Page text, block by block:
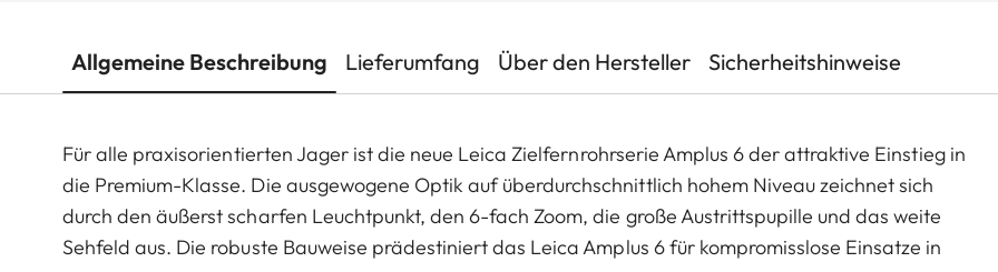
Allgemeine Beschreibung Lieferumfang Über den Hersteller Sicherheitshinweise
Für alle praxisorientierten Jager ist die neue Leica Zielfernrohrserie Amplus 6 der attraktive Einstieg in
die Premium-Klasse. Die ausgewogene Optik auf überdurchschnittlich hohem Niveau zeichnet sich
durch den äußerst scharfen Leuchtpunkt, den 6-fach Zoom, die große Austrittspupille und das weite
Sehfeld aus. Die robuste Bauweise prädestiniert das Leica Amplus 6 für kompromisslose Einsatze in